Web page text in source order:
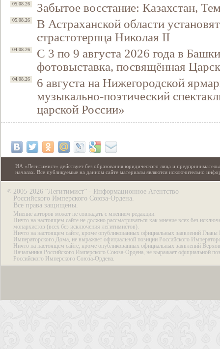
05.08.26 Забытое восстание: Казахстан,
05.08.26
В Астраханской области
страстотерпца Николая II
04.08.26
С 3 по 9 августа 2026 года в
фотовыставка, посвящённая
04.08.26
6 августа на Нижегородской
музыкально-поэтический
царской России»
ИА «Легитимист» действует без образования юридического лица и
началах. Все публикуемые на данном сайте материалы являются исключительно
© 2005-2026 “Легитимист” - Информационное Агентство
Российского Имперского Союза-Ордена.
Все права защищены.
Мнение авторов может не совпадать с мнением редакции.
Ничто на настоящем сайте не должно рассматриваться как мнение всех без
монархистов (всех без исключения легитимистов).
Ничто на настоящем сайте, кроме опубликованных официальных заявлений Главы
Императорского Дома, не выражает официальной позиции Российского
Ничто на настоящем сайте, кроме опубликованных официальных заявлений
Начальника Российского Имперского Союза-Ордена, не выражает официальной
Российского Имперского Союза-Ордена.